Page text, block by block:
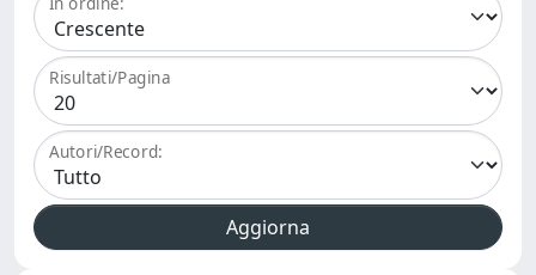
Risultati/Pagina
Autori/Record: